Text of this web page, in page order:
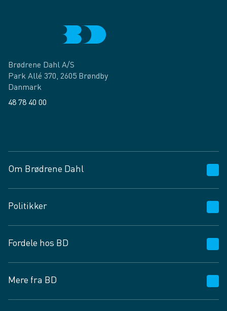
Brødrene Dahl A/S
Park Allé 370, 2605 Brøndby
Danmark
48 78 40 00
Om Brødrene Dahl
Vagttelefon 30 10 89 89
Spørgsmål og svar
Job og karriere
Fødevarekontrolrapport
Politikker
Privatlivspolitik
Cookies
Vilkår og betingelser
Fordele hos BD
BD app
BD.dk services
Mere fra BD